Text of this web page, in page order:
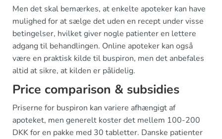
Men det skal bemærkes, at enkelte apoteker kan have
mulighed for at sælge det uden en recept under visse
betingelser, hvilket giver nogle patienter en lettere
adgang til behandlingen. Online apoteker kan også
være en praktisk kilde til buspiron, men det anbefales
altid at sikre, at kilden er pålidelig.
Price comparison & subsidies
Priserne for buspiron kan variere afhængigt af
apoteket, men generelt koster det mellem 100-200
DKK for en pakke med 30 tabletter. Danske patienter